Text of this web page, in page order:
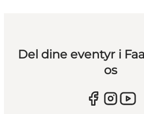
Del dine eventyr i
os